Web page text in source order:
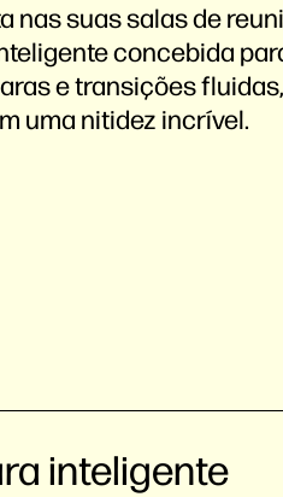
nas suas salas de
concebida
e transições
uma nitidez incrível.
inteligente